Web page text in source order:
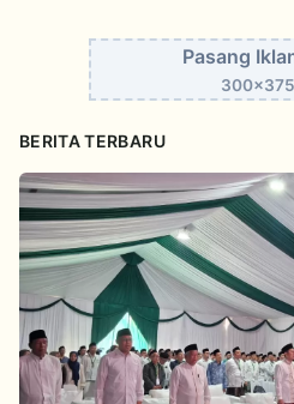
Pasang
BERITA TERBARU